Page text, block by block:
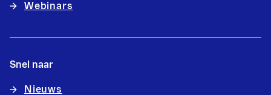
Webinars
Snel naar
Nieuws